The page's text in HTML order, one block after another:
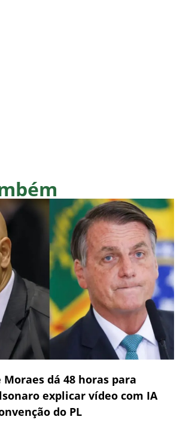
dá 48 horas para
explicar vídeo com IA
do PL